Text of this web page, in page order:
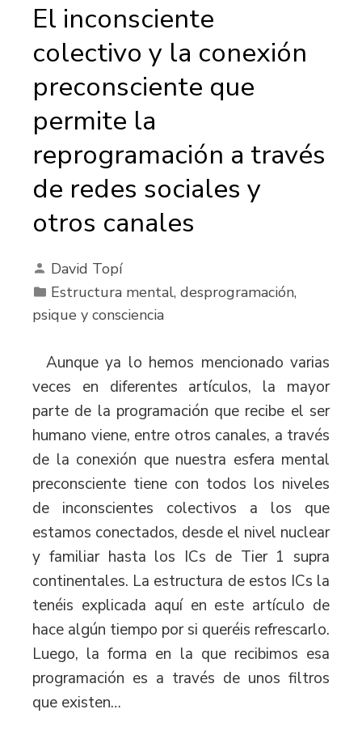
El inconsciente
colectivo y la conexión
preconsciente que
permite la
reprogramación a través
de redes sociales y
otros canales
David Topí
Estructura mental, desprogramación,
psique y consciencia
Aunque ya lo hemos mencionado varias
veces en diferentes artículos, la mayor
parte de la programación que recibe el ser
humano viene, entre otros canales, a través
de la conexión que nuestra esfera mental
preconsciente tiene con todos los niveles
de inconscientes colectivos a los que
estamos conectados, desde el nivel nuclear
y familiar hasta los ICs de Tier 1 supra
continentales. La estructura de estos ICs la
tenéis explicada aquí en este artículo de
hace algún tiempo por si queréis refrescarlo.
Luego, la forma en la que recibimos esa
programación es a través de unos filtros
que existen…